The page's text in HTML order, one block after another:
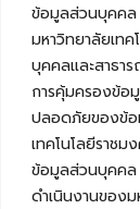
ข้อมูลส่วนบุคคล
มหาวิทยาลัยเท
บุคคลและสาธาร
การคุ้มครองข้อ
ปลอดภัยของข้อ
เทคโนโลยีราช
ข้อมูลส่วนบุคคล
ดำเนินงานของ